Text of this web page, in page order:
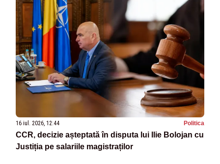
16 iul. 2026, 12:44 Politica
CCR, decizie așteptată în disputa lui Ilie Bolojan cu
Justiția pe salariile magistraților